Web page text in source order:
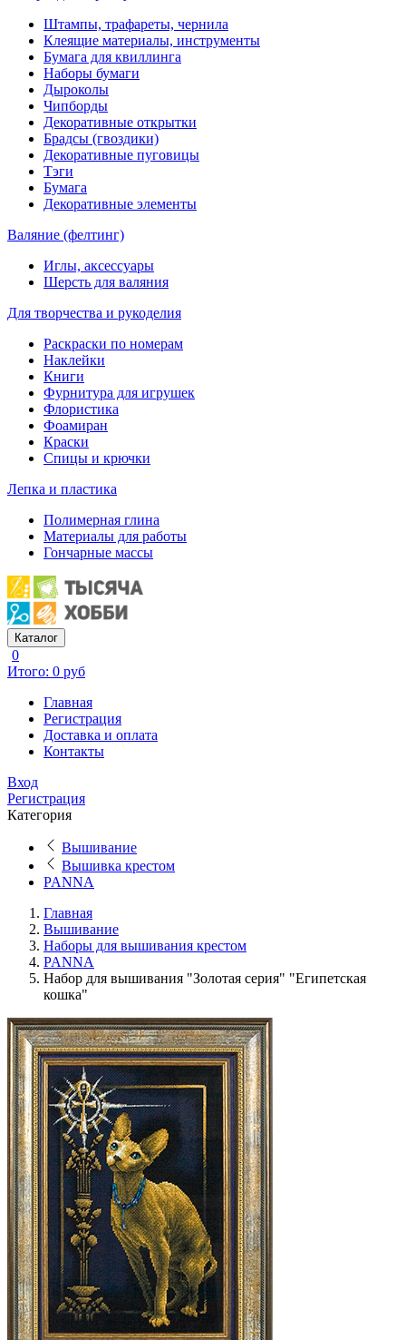
Штампы, трафареты, чернила
Клеящие материалы, инструменты
Бумага для квиллинга
Наборы бумаги
Дыроколы
Чипборды
Декоративные открытки
Брадсы (гвоздики)
Декоративные пуговицы
Тэги
Бумага
Декоративные элементы
Валяние (фелтинг)
Иглы, аксессуары
Шерсть для валяния
Для творчества и рукоделия
Раскраски по номерам
Наклейки
Книги
Фурнитура для игрушек
Флористика
Фоамиран
Краски
Спицы и крючки
Лепка и пластика
Полимерная глина
Материалы для работы
Гончарные массы
Каталог
0
Итого: 0 руб
Главная
Регистрация
Доставка и оплата
Контакты
Вход
Регистрация
Категория
Вышивание
Вышивка крестом
PANNA
Главная
Вышивание
Наборы для вышивания крестом
PANNA
Набор для вышивания "Золотая серия" "Египетская
кошка"